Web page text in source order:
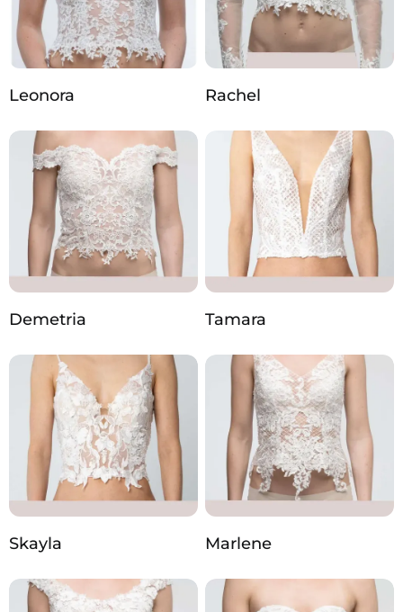
Leonora Rachel
Demetria Tamara
Skayla Marlene